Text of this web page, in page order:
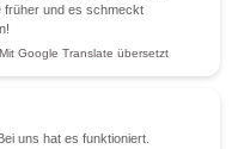
früher und es schmeckt
Mit Google Translate übersetzt
uns hat es funktioniert.